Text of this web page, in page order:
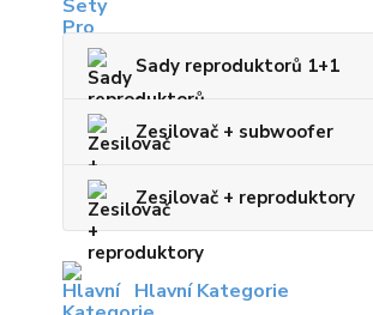
Sady reproduktorů 1+1
Zesilovač + subwoofer
Zesilovač + reproduktory
Hlavní Kategorie